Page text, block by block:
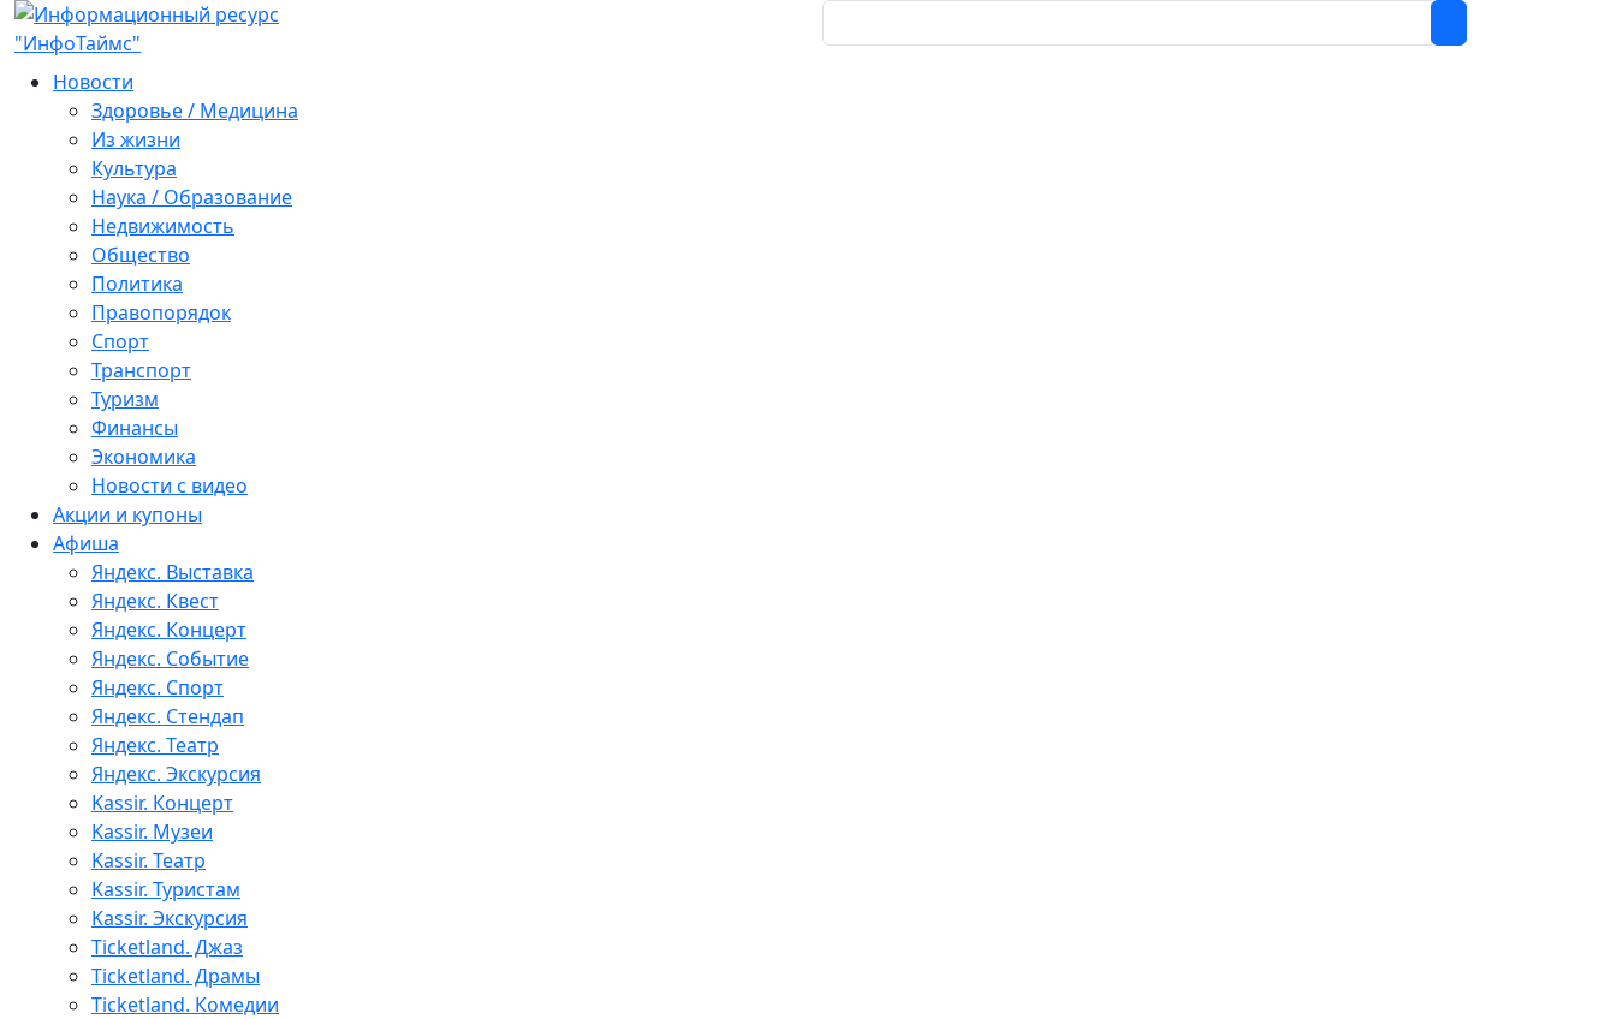
Новости
Здоровье / Медицина
Из жизни
Культура
Наука / Образование
Недвижимость
Общество
Политика
Правопорядок
Спорт
Транспорт
Туризм
Финансы
Экономика
Новости с видео
Акции и купоны
Афиша
Яндекс. Выставка
Яндекс. Квест
Яндекс. Концерт
Яндекс. Событие
Яндекс. Спорт
Яндекс. Стендап
Яндекс. Театр
Яндекс. Экскурсия
Kassir. Концерт
Kassir. Музеи
Kassir. Театр
Kassir. Туристам
Kassir. Экскурсия
Ticketland. Джаз
Ticketland. Драмы
Ticketland. Комедии